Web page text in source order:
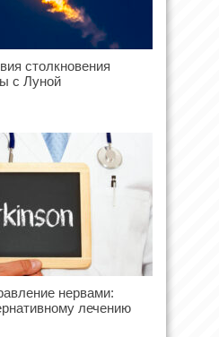
столкновения
с Луной
нервами:
лечению